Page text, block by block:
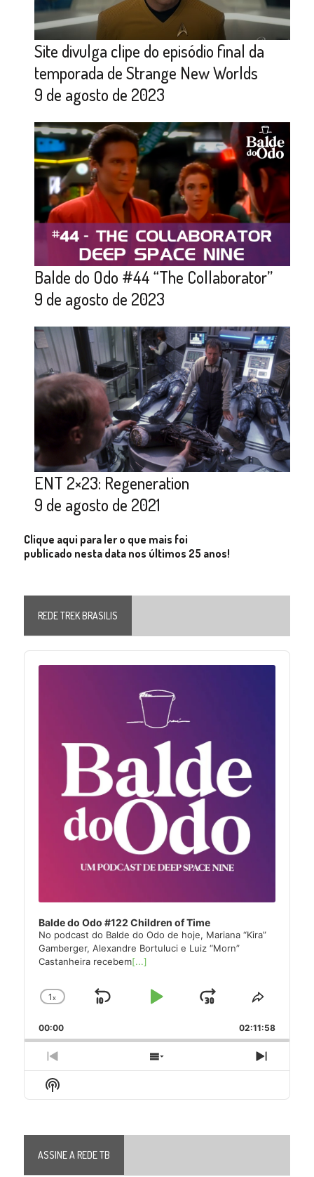
Site divulga clipe do episódio final da
temporada de Strange New Worlds
9 de agosto de 2023
Balde do Odo #44 “The Collaborator”
9 de agosto de 2023
ENT 2×23: Regeneration
9 de agosto de 2021
Clique aqui para ler o que mais foi
publicado nesta data nos últimos 25 anos!
REDE TREK BRASILIS
Audio
Player
Balde do Odo #122 Children of Time
No podcast do Balde do Odo de hoje, Mariana “Kira”
Gamberger, Alexandre Bortuluci e Luiz “Morn”
Castanheira recebem[...]
Change
Rate
1x
Skip
Play
Jump
Forward
Share
Episode
00:00 02:11:58
Previous
Episode
Show
Next
Show
Podcast
ASSINE A REDE TB